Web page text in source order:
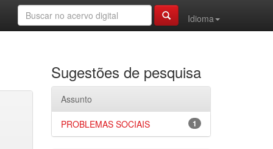
Idioma
Sugestões de pesquisa
Assunto
1
PROBLEMAS SOCIAIS